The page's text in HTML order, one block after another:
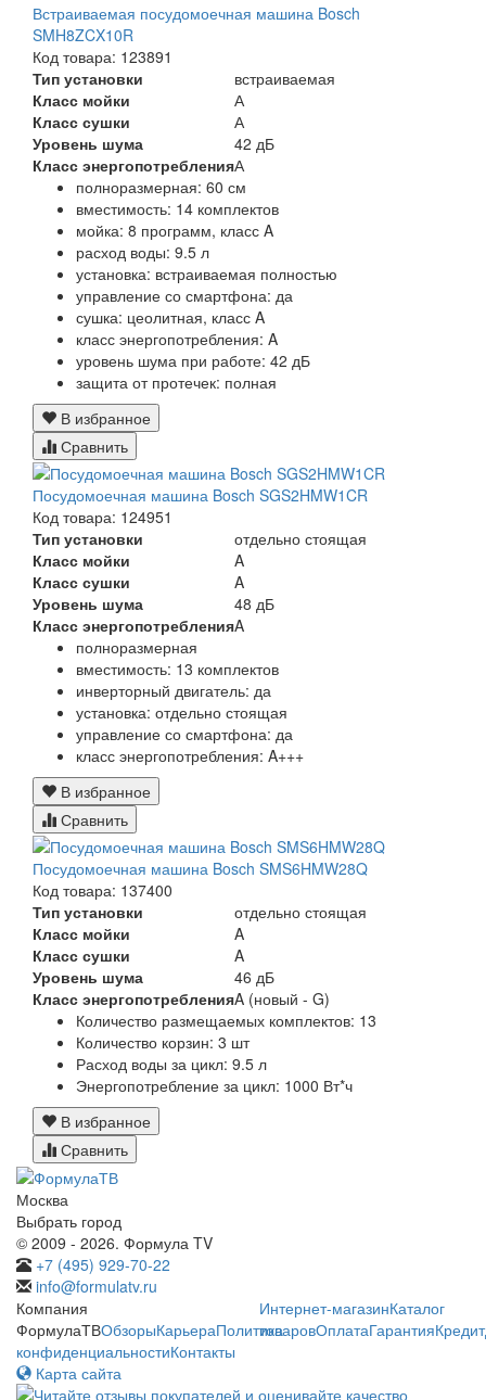
Встраиваемая посудомоечная машина Bosch
SMH8ZCX10R
Код товара: 123891
Тип установки
встраиваемая
Класс мойки
А
Класс сушки
А
Уровень шума
42 дБ
Класс энергопотребленияА
полноразмерная: 60 см
вместимость: 14 комплектов
мойка: 8 программ, класс A
расход воды: 9.5 л
установка: встраиваемая полностью
управление со смартфона: да
сушка: цеолитная, класс A
класс энергопотребления: A
уровень шума при работе: 42 дБ
защита от протечек: полная
В избранное
Сравнить
Посудомоечная машина Bosch SGS2HMW1CR
Код товара: 124951
Тип установки
отдельно стоящая
Класс мойки
A
Класс сушки
A
Уровень шума
48 дБ
Класс энергопотребленияA
полноразмерная
вместимость: 13 комплектов
инверторный двигатель: да
установка: отдельно стоящая
управление со смартфона: да
класс энергопотребления: A+++
В избранное
Сравнить
Посудомоечная машина Bosch SMS6HMW28Q
Код товара: 137400
Тип установки
отдельно стоящая
Класс мойки
A
Класс сушки
A
Уровень шума
46 дБ
Класс энергопотребленияA (новый - G)
Количество размещаемых комплектов: 13
Количество корзин: 3 шт
Расход воды за цикл: 9.5 л
Энергопотребление за цикл: 1000 Вт*ч
В избранное
Сравнить
Москва
Выбрать город
© 2009 - 2026. Формула TV
+7 (495) 929-70-22
info@formulatv.ru
Компания
ФормулаТВОбзорыКарьераПолитика
конфиденциальностиКонтакты
Интернет-магазинКаталог
товаровОплатаГарантияКредит
Карта сайта